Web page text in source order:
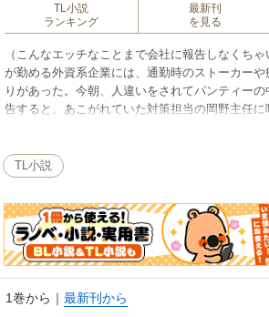
TL小説
ランキング
最新刊
を見る
（こんなエッチなことまで会社に報告しなくち
が勤める外資系企業には、通勤時のストーカーや
りがあった。今朝、人違いをされてパンティー
告すると、あこがれていた対策担当の岡野主任
漢状況の再現を求められた。体を密着させた過
ないのか」とアソコの感度までチェックされ
行調査をする中、電車内なのに痴漢の手による触
愛撫で不覚にも感じてしまい……。エッチな痴漢
ー。
TL小説
1巻から ｜ 最新刊から